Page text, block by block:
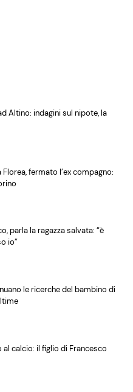
Altino: indagini sul nipote, la
fermato l’ex compagno:
parla la ragazza salvata: “è
io”
le ricerche del bambino di
calcio: il figlio di Francesco